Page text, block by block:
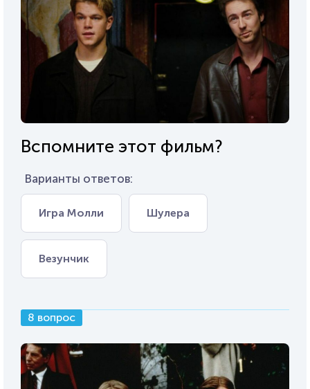
Вспомните этот фильм?
Варианты ответов:
Игра Молли Шулера
Везунчик
8 вопрос